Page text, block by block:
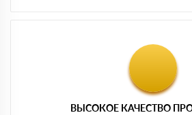
ВЫСОКОЕ КАЧЕСТВО